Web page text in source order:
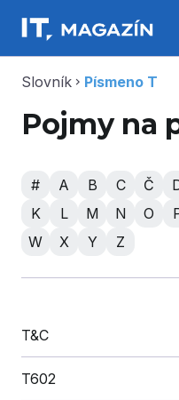
Slovník chevron_right Písmeno T
Pojmy na
# A B C Č
K
L M N O
W
X Y Z
T&C
T602